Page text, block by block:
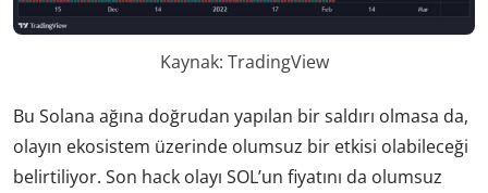
Kaynak: TradingView
Bu Solana ağına doğrudan yapılan bir saldırı olmasa da,
olayın ekosistem üzerinde olumsuz bir etkisi olabileceği
belirtiliyor. Son hack olayı SOL’un fiyatını da olumsuz